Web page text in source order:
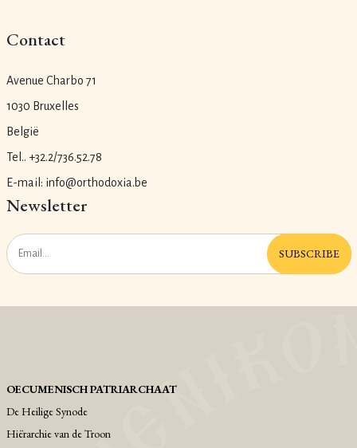
Contact
Avenue Charbo 71
1030 Bruxelles
België
Tel.. +32.2/736.52.78
E-mail: info@orthodoxia.be
Newsletter
SUBSCRIBE
OECUMENISCH PATRIARCHAAT
De Heilige Synode
Hiërarchie van de Troon